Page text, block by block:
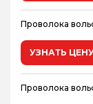
Проволока
УЗНАТЬ
Проволока